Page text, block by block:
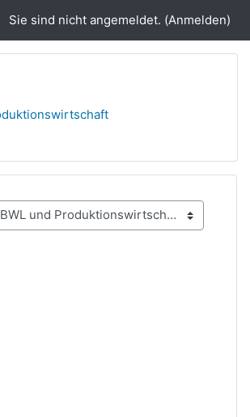
Sie sind nicht angemeldet. (Anmelden)